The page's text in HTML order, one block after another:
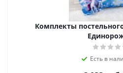
Комплекты
Есть в